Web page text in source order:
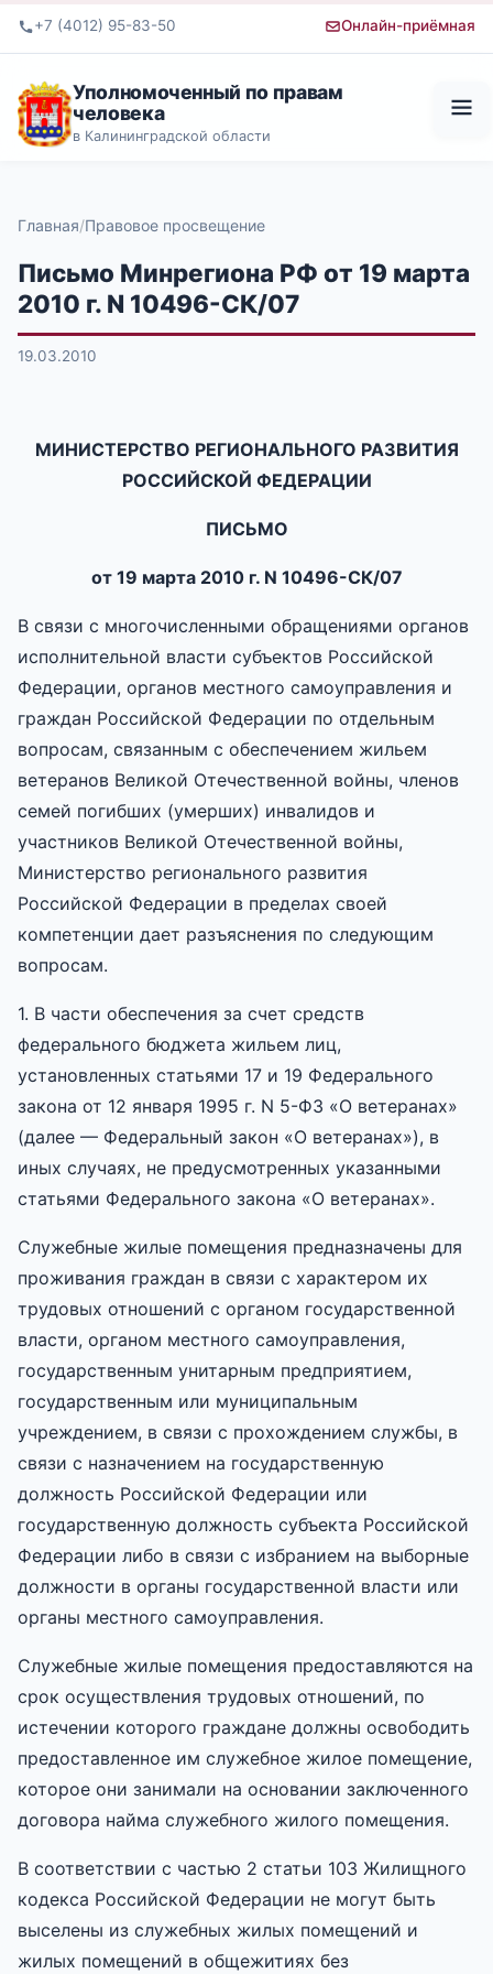
+7 (4012) 95-83-50 Онлайн-приёмная
Уполномоченный по правам
человека
в Калининградской области
Главная Правовое просвещение
Письмо Минрегиона РФ от 19 марта
2010 г. N 10496-СК/07
19.03.2010
МИНИСТЕРСТВО РЕГИОНАЛЬНОГО РАЗВИТИЯ
РОССИЙСКОЙ ФЕДЕРАЦИИ
ПИСЬМО
от 19 марта 2010 г. N 10496-СК/07
В связи с многочисленными обращениями органов
исполнительной власти субъектов Российской
Федерации, органов местного самоуправления и
граждан Российской Федерации по отдельным
вопросам, связанным с обеспечением жильем
ветеранов Великой Отечественной войны, членов
семей погибших (умерших) инвалидов и
участников Великой Отечественной войны,
Министерство регионального развития
Российской Федерации в пределах своей
компетенции дает разъяснения по следующим
вопросам.
1. В части обеспечения за счет средств
федерального бюджета жильем лиц,
установленных статьями 17 и 19 Федерального
закона от 12 января 1995 г. N 5-ФЗ «О ветеранах»
(далее — Федеральный закон «О ветеранах»), в
иных случаях, не предусмотренных указанными
статьями Федерального закона «О ветеранах».
Служебные жилые помещения предназначены для
проживания граждан в связи с характером их
трудовых отношений с органом государственной
власти, органом местного самоуправления,
государственным унитарным предприятием,
государственным или муниципальным
учреждением, в связи с прохождением службы, в
связи с назначением на государственную
должность Российской Федерации или
государственную должность субъекта Российской
Федерации либо в связи с избранием на выборные
должности в органы государственной власти или
органы местного самоуправления.
Служебные жилые помещения предоставляются на
срок осуществления трудовых отношений, по
истечении которого граждане должны освободить
предоставленное им служебное жилое помещение,
которое они занимали на основании заключенного
договора найма служебного жилого помещения.
В соответствии с частью 2 статьи 103 Жилищного
кодекса Российской Федерации не могут быть
выселены из служебных жилых помещений и
жилых помещений в общежитиях без